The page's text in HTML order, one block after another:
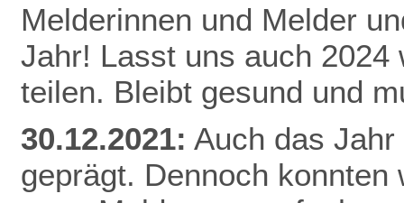
Melderinnen und Melder
Jahr! Lasst uns auch 2024
teilen. Bleibt gesund und
30.12.2021: Auch das
geprägt. Dennoch